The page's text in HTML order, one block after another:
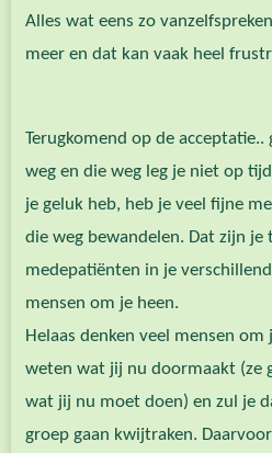
Alles wat eens zo
meer en dat kan vaak heel
Terugkomend op de
weg en die weg leg je niet op
je geluk heb, heb je veel fijne
die weg bewandelen. Dat zijn je
medepatiënten in je
mensen om je heen.
Helaas denken veel mensen om
weten wat jij nu doormaakt (ze
wat jij nu moet doen) en zul je
groep gaan kwijtraken.